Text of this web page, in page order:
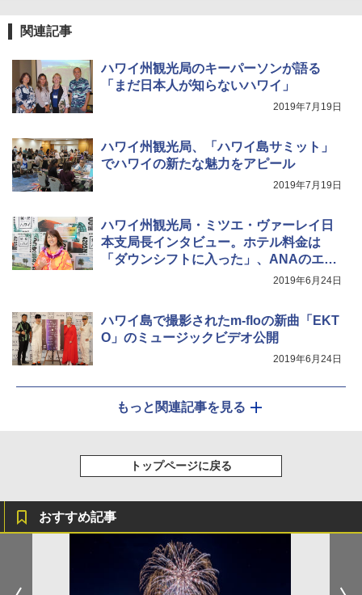
熊撃退スプレー 熊よけスプレー 熊スプレー
【日本企業販売】超強力クマ対策スプレー 30
0ml（連続噴射30秒）110ml（連続噴射15
秒）射程5～10m 安全ロック搭載 携帯収納袋
付き ヒグマ・イノシシ対策 自治体・教育機
防災用品 長期保存可能 緊急時用 日本国内発
送
関連記事
ハワイ州観光局のキーパーソンが語る
「まだ日本人が知らないハワイ」
2019年7月19日
ハワイ州観光局、「ハワイ島サミット」
でハワイの新たな魅力をアピール
2019年7月19日
ハワイ州観光局・ミツエ・ヴァーレイ日
本支局長インタビュー。ホテル料金は
「ダウンシフトに入った」、ANAのエア
バス A380型機導入は「よい相乗効果が
2019年6月24日
ハワイ島で撮影されたm-floの新曲「EKT
O」のミュージックビデオ公開
2019年6月24日
もっと関連記事を見る
トップページに戻る
おすすめ記事